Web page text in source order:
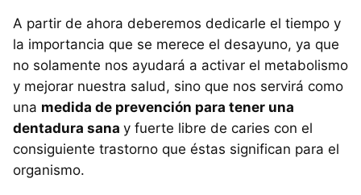
A partir de ahora deberemos dedicarle el tiempo y
la importancia que se merece el desayuno, ya que
no solamente nos ayudará a activar el metabolismo
y mejorar nuestra salud, sino que nos servirá como
una medida de prevención para tener una
dentadura sana y fuerte libre de caries con el
consiguiente trastorno que éstas significan para el
organismo.